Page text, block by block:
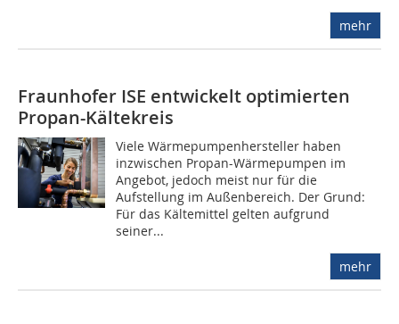
mehr
Fraunhofer ISE entwickelt optimierten
Propan-Kältekreis
Viele Wärmepumpenhersteller haben
inzwischen Propan-Wärmepumpen im
Angebot, jedoch meist nur für die
Aufstellung im Außenbereich. Der Grund:
Für das Kältemittel gelten aufgrund
seiner...
mehr